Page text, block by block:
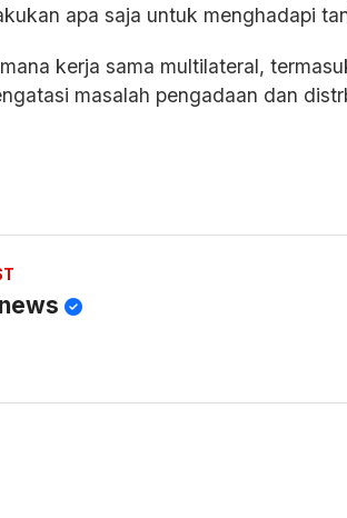
apa saja untuk menghadapi
kerja sama multilateral,
masalah pengadaan dan